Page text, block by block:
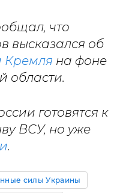
что
высказался об
Кремля на фоне
области.
готовятся к
ВСУ, но уже
.
силы Украины